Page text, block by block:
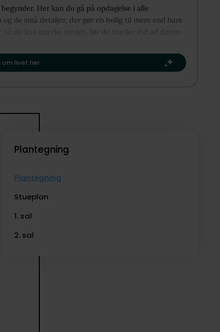
Her kan du gå på opdagelse i alle
og de små detaljer, der gør en bolig til mere end bare
så du kan mærke stedet, før du træder ind ad døren -
næste kapitel.​
livet her
Plantegning
Plantegning
Stueplan
1. sal
2. sal